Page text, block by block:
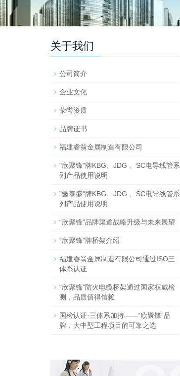
关于我们
公司简介
企业文化
荣誉资质
品牌证书
福建睿翁金属制造有限公司
"欣聚锋"牌KBG、JDG 、SC电导线管系
列产品使用说明
"鑫泰盛"牌KBG、JDG 、SC电导线管系
列产品使用说明
“欣聚锋”品牌渠道战略升级与未来展望
“欣聚锋”牌桥架介绍
福建睿翁金属制造有限公司通过ISO三
体系认证
“欣聚锋”防火电缆桥架通过国家权威检
测，品质值得信赖
国检认证·三体系加持——“欣聚锋”品
牌，大中型工程项目的可靠之选